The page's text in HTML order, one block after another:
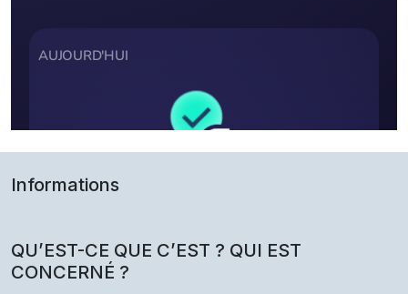
Informations
QU’EST-CE QUE C’EST ? QUI EST
CONCERNÉ ?